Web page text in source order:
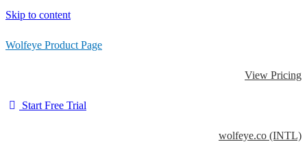
Skip to content
Wolfeye Product Page
View Pricing
Start Free Trial
wolfeye.co (INTL)